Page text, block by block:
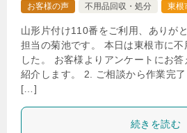
お客様の声
不用品回収・処分 東根
山形片付け110番をご利用、ありが
担当の菊池です。 本日は東根市に不
した。 お客様よりアンケートにお
紹介します。 2. ご相談から作業完
[…]
続きを読む